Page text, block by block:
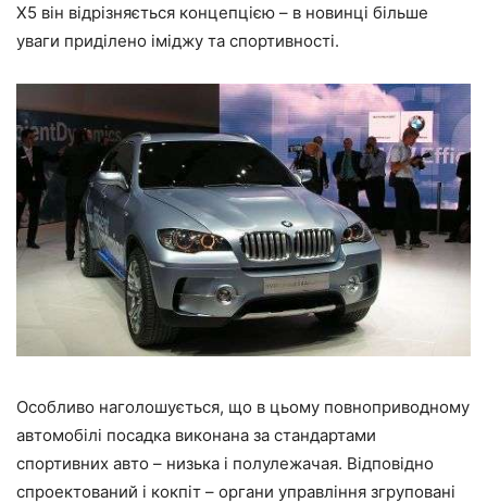
Х5 він відрізняється концепцією – в новинці більше
уваги приділено іміджу та спортивності.
Особливо наголошується, що в цьому повноприводному
автомобілі посадка виконана за стандартами
спортивних авто – низька і полулежачая. Відповідно
спроектований і кокпіт – органи управління згруповані